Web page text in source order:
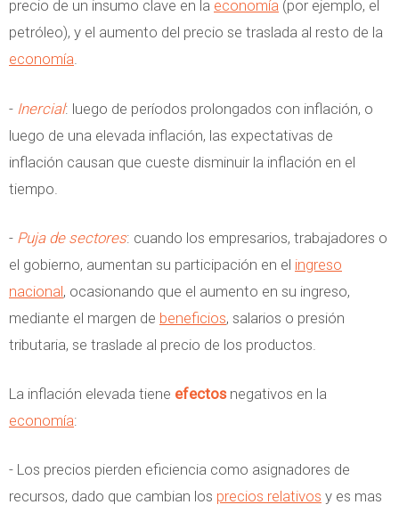
precio de un insumo clave en la economía (por ejemplo, el
petróleo), y el aumento del precio se traslada al resto de la
economía.
- Inercial: luego de períodos prolongados con inflación, o
luego de una elevada inflación, las expectativas de
inflación causan que cueste disminuir la inflación en el
tiempo.
- Puja de sectores: cuando los empresarios, trabajadores o
el gobierno, aumentan su participación en el ingreso
nacional, ocasionando que el aumento en su ingreso,
mediante el margen de beneficios, salarios o presión
tributaria, se traslade al precio de los productos.
La inflación elevada tiene efectosnegativos en la
economía:
- Los precios pierden eficiencia como asignadores de
recursos, dado que cambian los precios relativos y es mas